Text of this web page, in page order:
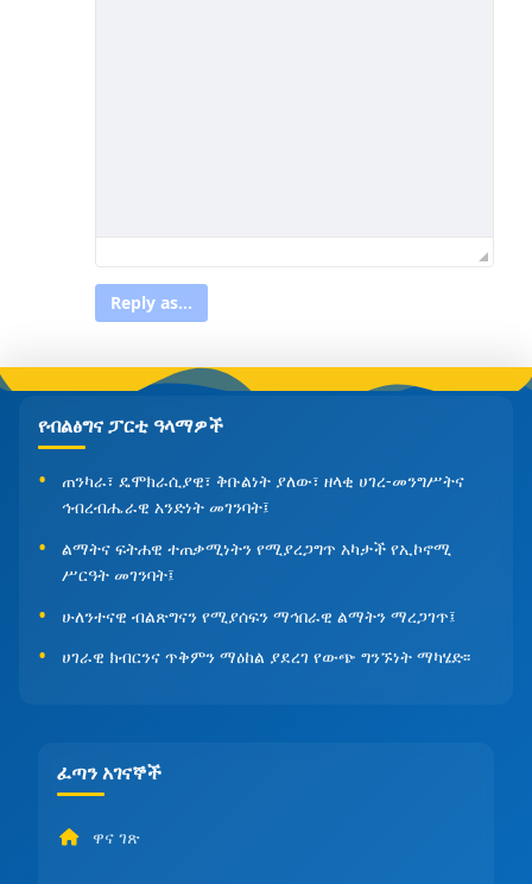
Reply as...
የብልፅግና ፓርቲ ዓላማዎች
ጠንካራ፣ ዴሞክራሲያዊ፣ ቅቡልነት ያለው፣ ዘላቂ ሀገረ-መንግሥትና
ኅብረብሔራዊ አንድነት መገንባት፤
ልማትና ፍትሐዊ ተጠቃሚነትን የሚያረጋግጥ አካታች የኢኮኖሚ
ሥርዓት መገንባት፤
ሁለንተናዊ ብልጽግናን የሚያሰፍን ማኅበራዊ ልማትን ማረጋገጥ፤
ሀገራዊ ክብርንና ጥቅምን ማዕከል ያደረገ የውጭ ግንኙነት ማካሄድ፡፡
ፈጣን አገናኞች
ዋና ገጽ